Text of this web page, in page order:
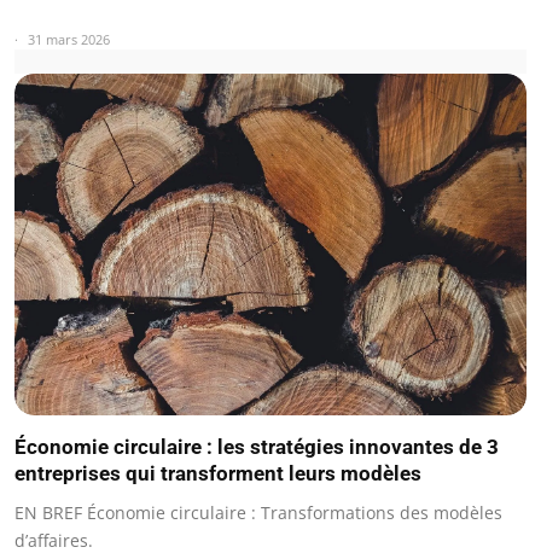
31 mars 2026
Économie circulaire : les stratégies innovantes de 3
entreprises qui transforment leurs modèles
EN BREF Économie circulaire : Transformations des modèles
d’affaires.